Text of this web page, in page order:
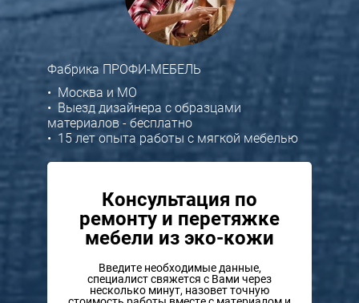
Фабрика ПРОФИ-МЕБЕЛЬ
• Москва и МО
• Выезд дизайнера с образцами
материалов - бесплатно
• 15 лет опыта работы с мягкой мебелью
Консультация по
ремонту и перетяжке
мебели из эко-кожи
Введите необходимые данные,
специалист свяжется с Вами через
несколько минут, назовет точную